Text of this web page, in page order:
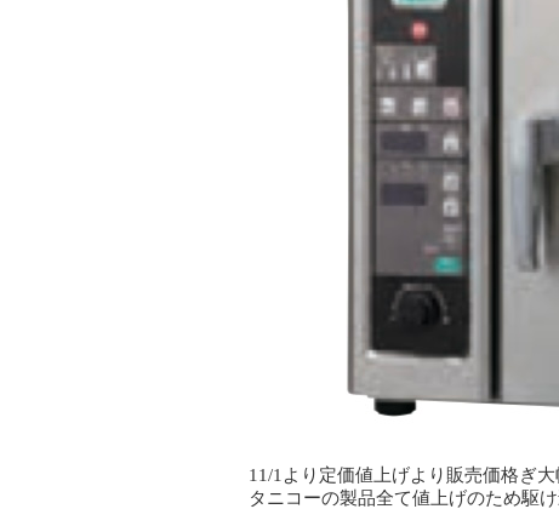
11/1より定価値上げより販売価格ぎ大
タニコーの製品全て値上げのため駆